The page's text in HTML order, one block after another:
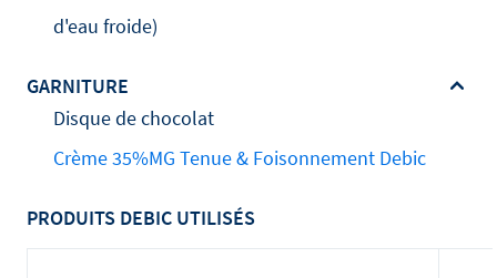
d'eau froide)
GARNITURE
Disque de chocolat
Crème 35%MG Tenue & Foisonnement Debic
PRODUITS DEBIC UTILISÉS